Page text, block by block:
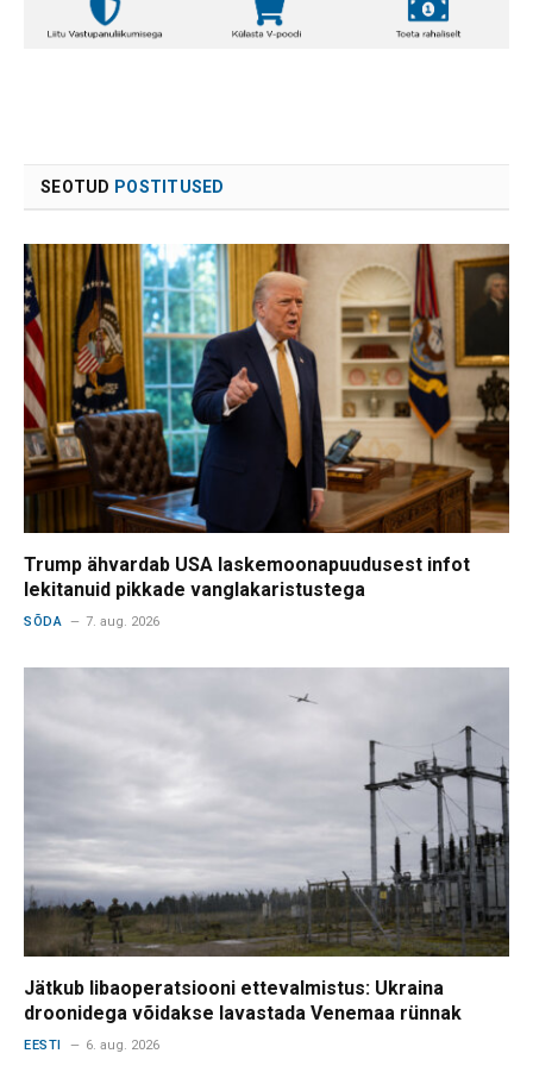
SEOTUD POSTITUSED
Trump ähvardab USA laskemoonapuudusest infot
lekitanuid pikkade vanglakaristustega
SÕDA 7. aug. 2026
Jätkub libaoperatsiooni ettevalmistus: Ukraina
droonidega võidakse lavastada Venemaa rünnak
EESTI 6. aug. 2026